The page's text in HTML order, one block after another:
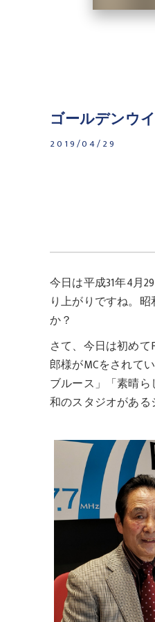
ゴールデンウ
2019/04/29
今日は平成31年4月
り上がりですね。
か？
さて、今日は初め
郎様がMCをされて
ブルース」「素晴
和のスタジオがある